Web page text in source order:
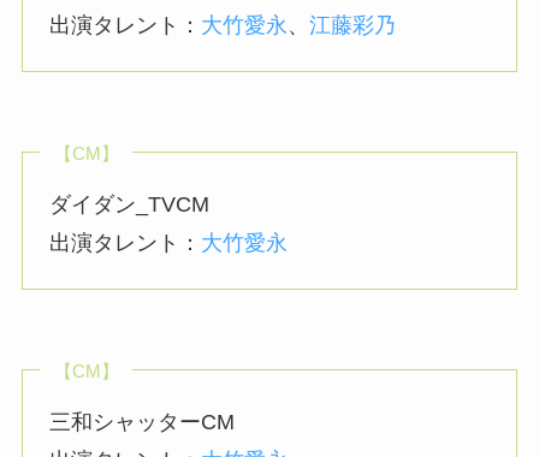
出演タレント： 大竹愛永 、江藤彩乃
【CM】
ダイダン_TVCM
出演タレント： 大竹愛永
【CM】
三和シャッターCM